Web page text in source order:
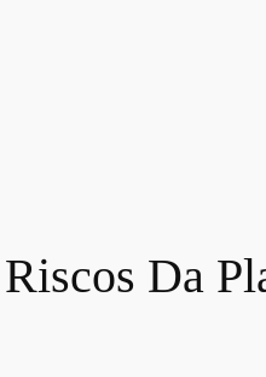
Da